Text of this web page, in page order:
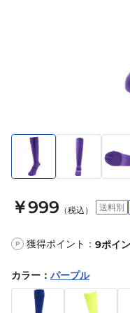
￥999 （税込） 送料別
P 獲得ポイント： 9ポイ
カラー ： パープル